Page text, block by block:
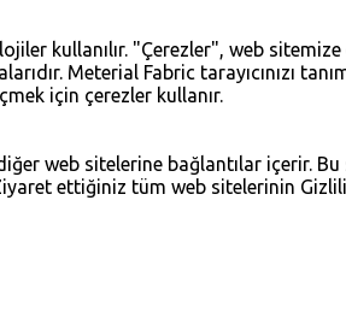
kullanılır. "Çerezler", web sitemize
Meterial Fabric tarayıcınızı
için çerezler kullanır.
web sitelerine bağlantılar içerir.
ettiğiniz tüm web sitelerinin